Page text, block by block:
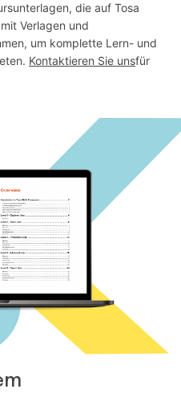
die auf Tosa
Verlagen und
um komplette Lern- und
Kontaktieren Sie unsfür